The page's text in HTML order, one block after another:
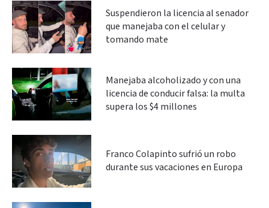
Suspendieron la licencia al senador
que manejaba con el celular y
tomando mate
Manejaba alcoholizado y con una
licencia de conducir falsa: la multa
supera los $4 millones
Franco Colapinto sufrió un robo
durante sus vacaciones en Europa